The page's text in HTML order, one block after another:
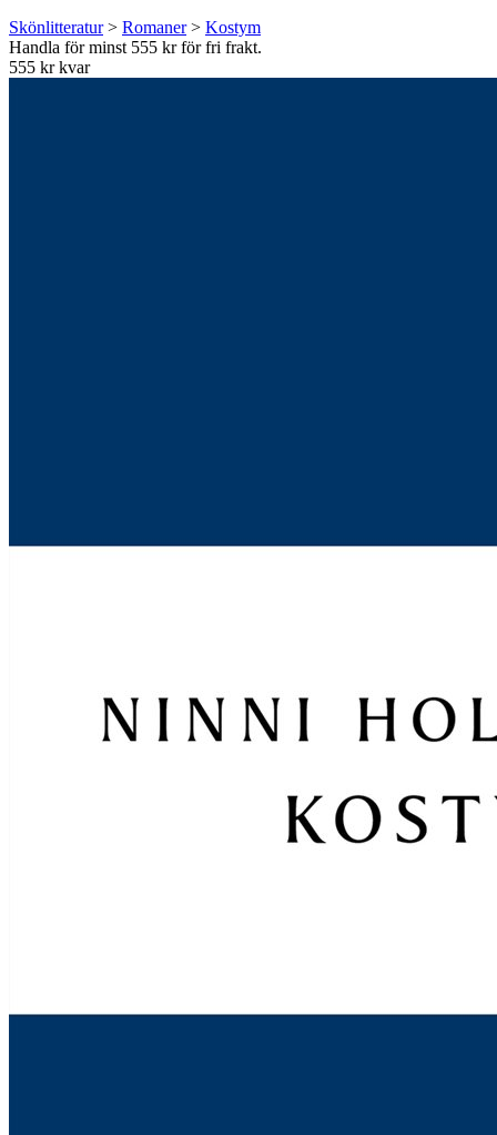
Skönlitteratur> Romaner> Kostym
Handla för minst 555 kr för fri frakt.
555 kr kvar